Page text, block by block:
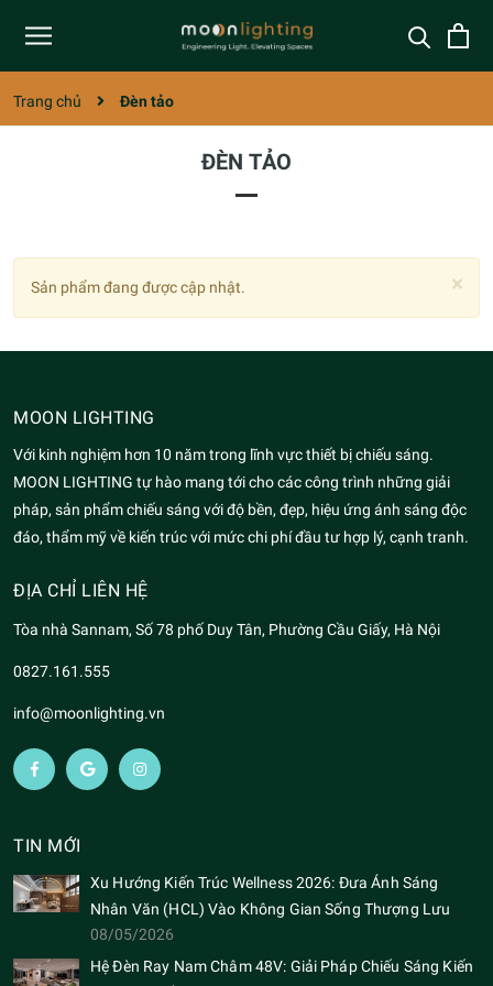
Trang chủ Đèn tảo
ĐÈN TẢO
×
Sản phẩm đang được cập nhật.
MOON LIGHTING
Với kinh nghiệm hơn 10 năm trong lĩnh vực thiết bị chiếu sáng.
MOON LIGHTING tự hào mang tới cho các công trình những giải
pháp, sản phẩm chiếu sáng với độ bền, đẹp, hiệu ứng ánh sáng độc
đáo, thẩm mỹ về kiến trúc với mức chi phí đầu tư hợp lý, cạnh tranh.
ĐỊA CHỈ LIÊN HỆ
Tòa nhà Sannam, Số 78 phố Duy Tân, Phường Cầu Giấy, Hà Nội
0827.161.555
info@moonlighting.vn
TIN MỚI
Xu Hướng Kiến Trúc Wellness 2026: Đưa Ánh Sáng
Nhân Văn (HCL) Vào Không Gian Sống Thượng Lưu
08/05/2026
Hệ Đèn Ray Nam Châm 48V: Giải Pháp Chiếu Sáng Kiến